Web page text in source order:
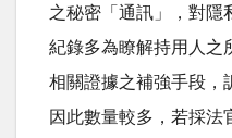
之秘密「通訊」，對隱
紀錄多為瞭解持用人之
相關證據之補強手段，
因此數量較多，若採法